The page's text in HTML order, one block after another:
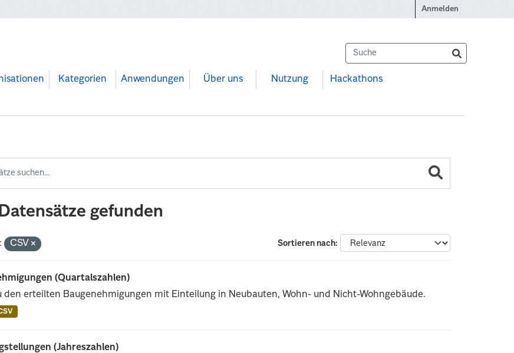
Anmelden
Kategorien Anwendungen Über uns Nutzung Hackathons
gefunden
Sortieren nach
CSV
(Quartalszahlen)
den erteilten Baugenehmigungen mit Einteilung in Neubauten, Wohn- und Nicht-Wohngebäude.
(Jahreszahlen)